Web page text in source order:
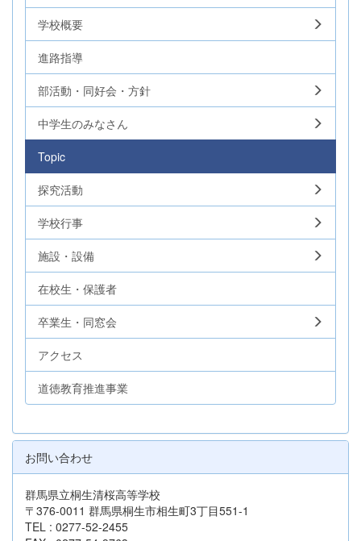
学校概要
進路指導
部活動・同好会・方針
中学生のみなさん
Topic
探究活動
学校行事
施設・設備
在校生・保護者
卒業生・同窓会
アクセス
道徳教育推進事業
お問い合わせ
群馬県立桐生清桜高等学校
〒376-0011 群馬県桐生市相生町3丁目551-1
TEL : 0277-52-2455